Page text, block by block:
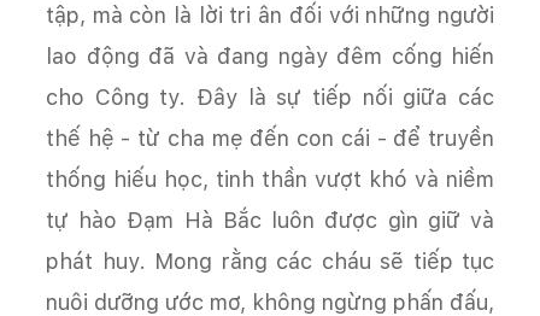
tập, mà còn là lời tri ân đối với những người
lao động đã và đang ngày đêm cống hiến
cho Công ty. Đây là sự tiếp nối giữa các
thế hệ - từ cha mẹ đến con cái - để truyền
thống hiếu học, tinh thần vượt khó và niềm
tự hào Đạm Hà Bắc luôn được gìn giữ và
phát huy. Mong rằng các cháu sẽ tiếp tục
nuôi dưỡng ước mơ, không ngừng phấn đấu,